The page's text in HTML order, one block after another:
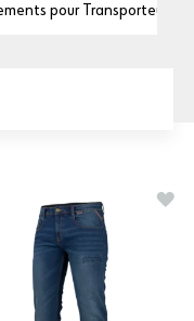
pour Transporteur
LISTE D'ACHATS